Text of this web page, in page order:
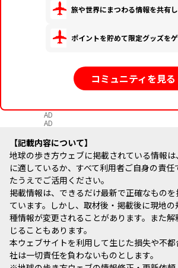
旅や世界にまつわる情報を共有し
ポイントを貯めて限定グッズをゲ
コミュニティを見る
AD
AD
記載内容について
地球の歩き方ウェブに掲載されている情報
に適しているか、すべて利用者ご自身の責
たうえでご活用ください。
掲載情報は、できるだけ最新で正確なもの
ています。しかし、取材後・掲載後に現地
種情報が変更されることがあります。また
じることもあります。
本ウェブサイトを利用して生じた損失や不
社は一切責任を負わないものとします。